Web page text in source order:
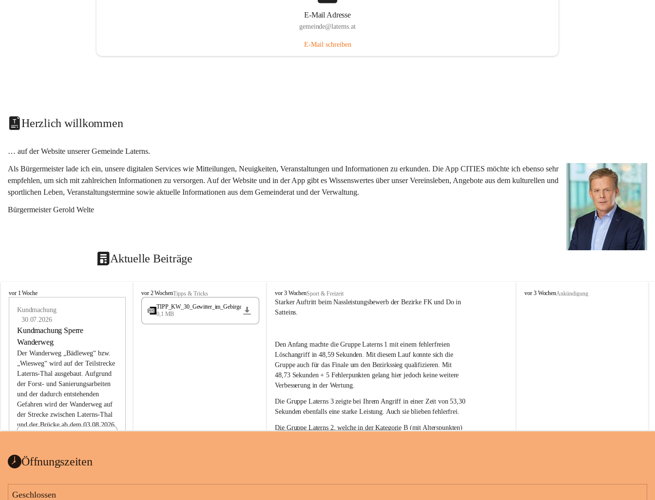
E-Mail Adresse
gemeinde@laterns.at
E-Mail schreiben
Herzlich willkommen
… auf der Website unserer Gemeinde Laterns.
Als Bürgermeister lade ich ein, unsere digitalen Services wie Mitteilungen, Neuigkeiten, Veranstaltungen und Informationen zu erkunden. Die App CITIES möchte ich ebenso sehr
empfehlen, um sich mit zahlreichen Informationen zu versorgen. Auf der Website und in der App gibt es Wissenswertes über unser Vereinsleben, Angebote aus dem kulturellen und
sportlichen Leben, Veranstaltungstermine sowie aktuelle Informationen aus dem Gemeinderat und der Verwaltung.
Bürgermeister Gerold Welte
Aktuelle Beiträge
L
vor 1 Woche
Kundmachung
30.07.2026
Kundmachung Sperre
Wanderweg
Der Wanderweg „Bädleweg“ bzw.
„Wiesweg“ wird auf der Teilstrecke
Laterns-Thal ausgebaut. Aufgrund
der Forst- und Sanierungsarbeiten
und der dadurch entstehenden
Gefahren wird der Wanderweg auf
der Strecke zwischen Laterns-Thal
und der Brücke ab dem 03.08.2026
ht
1 Seite•0,1 MB
L
a
e
vor 2 WochenTipps & Tricks
TIPP_KW_30_Gewitter_im_Gebirge
0,1 MB
F
r
e
l
l
i
g
e
F
e
u
e
r
w
t
vor 3 WochenSport & Freizeit
Starker Auftritt beim Nassleistungsbewerb der Bezirke FK und Do in
Satteins.
Den Anfang machte die Gruppe Laterns 1 mit einem fehlerfreien
Löschangriff in 48,59 Sekunden. Mit diesem Lauf konnte sich die
Gruppe auch für das Finale um den Bezirkssieg qualifizieren. Mit
48,73 Sekunden + 5 Fehlerpunkten gelang hier jedoch keine weitere
Verbesserung in der Wertung.
Die Gruppe Laterns 3 zeigte bei Ihrem Angriff in einer Zeit von 53,30
Sekunden ebenfalls eine starke Leistung. Auch sie blieben fehlerfrei.
Die Gruppe Laterns 2, welche in der Kategorie B (mit Alterspunkten)
L
vor 3 WochenAnkündigung
Öffnungszeiten
Geschlossen